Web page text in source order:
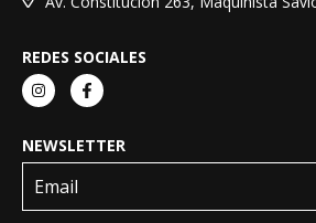
REDES SOCIALES
NEWSLETTER